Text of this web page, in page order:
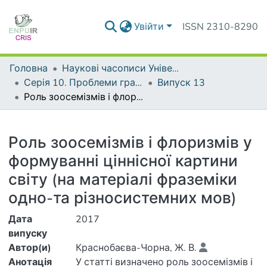
Увійти ISSN 2310-8290
Головна
Наукові часописи Університету
Серія 10. Проблеми граматики і лексикології української мови
Випуск 13
Роль зоосемізмів і флоризмів у формуванні ціннісної картини світу (на матеріалі фраземіки одно-та різносистемних мов)
Роль зоосемізмів і флоризмів у
формуванні ціннісної картини
світу (на матеріалі фраземіки
одно-та різносистемних мов)
Дата
випуску
2017
Автор(и)
Краснобаєва-Чорна, Ж. В.
Анотація
У статті визначено роль зоосемізмів і